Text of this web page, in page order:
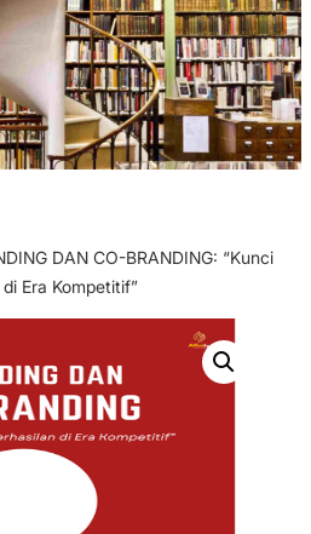
DAN CO-BRANDING: “Kunci
Era Kompetitif”